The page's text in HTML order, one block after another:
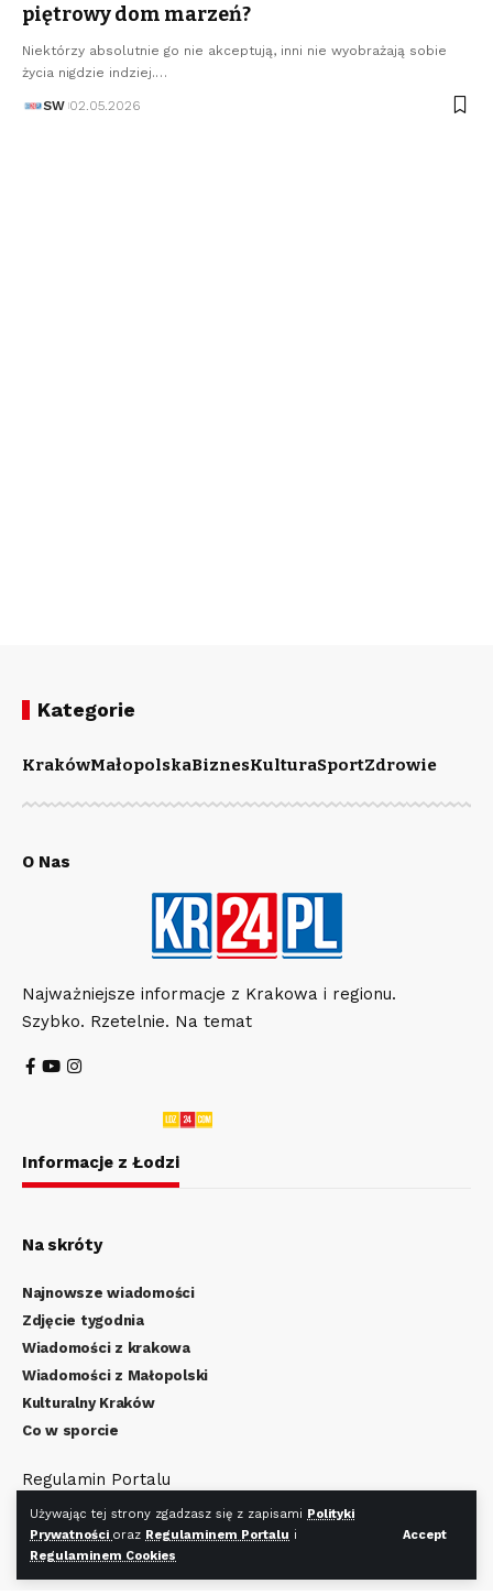
Używając tej strony zgadzasz się z zapisami Polityki
Prywatności oraz Regulaminem Portalu i
Regulaminem Cookies
Accept
piętrowy dom marzeń?
Niektórzy absolutnie go nie akceptują, inni nie wyobrażają sobie
życia nigdzie indziej.…
SW 02.05.2026
Kategorie
KrakówMałopolskaBiznesKulturaSportZdrowie
O Nas
Najważniejsze informacje z Krakowa i regionu.
Szybko. Rzetelnie. Na temat
Informacje z Łodzi
Na skróty
Najnowsze wiadomości
Zdjęcie tygodnia
Wiadomości z krakowa
Wiadomości z Małopolski
Kulturalny Kraków
Co w sporcie
Regulamin Portalu
Polityka Prywatności
Regulamin Cookies